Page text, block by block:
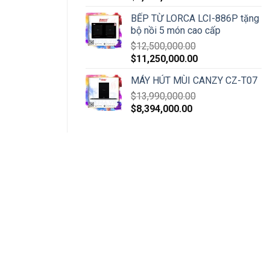
BẾP TỪ LORCA LCI-886P tặng
bộ nồi 5 món cao cấp
$12,500,000.00
$11,250,000.00
MÁY HÚT MÙI CANZY CZ-T07
$13,990,000.00
$8,394,000.00